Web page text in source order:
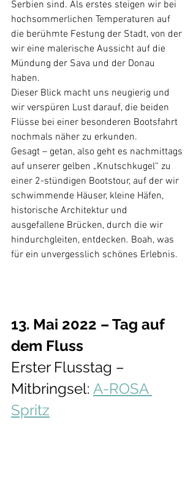
Serbien sind. Als erstes steigen wir bei
hochsommerlichen Temperaturen auf
die berühmte Festung der Stadt, von der
wir eine malerische Aussicht auf die
Mündung der Sava und der Donau
haben.
Dieser Blick macht uns neugierig und
wir verspüren Lust darauf, die beiden
Flüsse bei einer besonderen Bootsfahrt
nochmals näher zu erkunden.
Gesagt – getan, also geht es nachmittags
auf unserer gelben „Knutschkugel“ zu
einer 2-stündigen Bootstour, auf der wir
schwimmende Häuser, kleine Häfen,
historische Architektur und
ausgefallene Brücken, durch die wir
hindurchgleiten, entdecken. Boah, was
für ein unvergesslich schönes Erlebnis.
13. Mai 2022 – Tag auf
dem Fluss
Erster Flusstag –
Mitbringsel: A-ROSA
Spritz